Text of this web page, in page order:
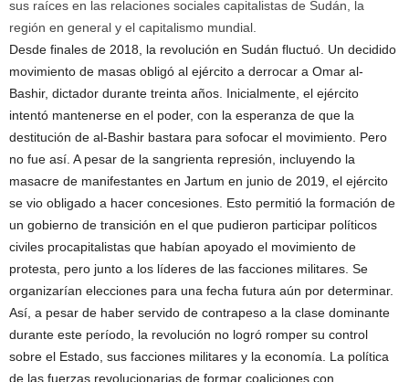
sus raíces en las relaciones sociales capitalistas de Sudán, la
región en general y el capitalismo mundial.
Desde finales de 2018, la revolución en Sudán fluctuó. Un decidido
movimiento de masas obligó al ejército a derrocar a Omar al-
Bashir, dictador durante treinta años. Inicialmente, el ejército
intentó mantenerse en el poder, con la esperanza de que la
destitución de al-Bashir bastara para sofocar el movimiento. Pero
no fue así. A pesar de la sangrienta represión, incluyendo la
masacre de manifestantes en Jartum en junio de 2019, el ejército
se vio obligado a hacer concesiones. Esto permitió la formación de
un gobierno de transición en el que pudieron participar políticos
civiles procapitalistas que habían apoyado el movimiento de
protesta, pero junto a los líderes de las facciones militares. Se
organizarían elecciones para una fecha futura aún por determinar.
Así, a pesar de haber servido de contrapeso a la clase dominante
durante este período, la revolución no logró romper su control
sobre el Estado, sus facciones militares y la economía. La política
de las fuerzas revolucionarias de formar coaliciones con